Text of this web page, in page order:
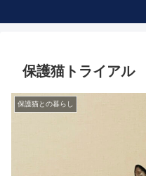
保護猫トライアル
保護猫との暮らし